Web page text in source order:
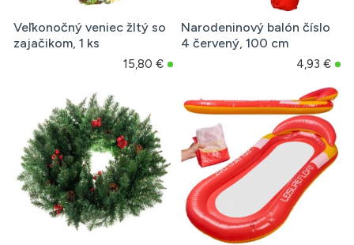
Veľkonočný veniec žltý so
zajačikom, 1 ks
15,80 €
Narodeninový balón číslo
4 červený, 100 cm
4,93 €